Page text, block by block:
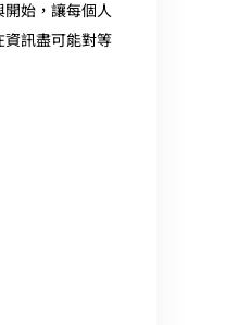
始，讓每個人
訊盡可能對等